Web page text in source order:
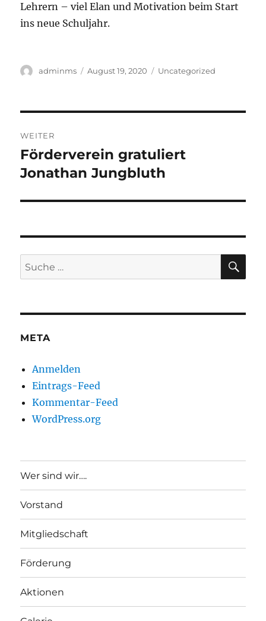
Lehrern – viel Elan und Motivation beim Start
ins neue Schuljahr.
Autor
adminms
Veröffentlicht
August 19, 2020 Kategorien
Uncategorized
WEITER
Nächster
Beitrag:
Förderverein gratuliert
Jonathan Jungbluth
Suche
nach:
META
Anmelden
Eintrags-Feed
Kommentar-Feed
WordPress.org
Wer sind wir….
Vorstand
Mitgliedschaft
Förderung
Aktionen